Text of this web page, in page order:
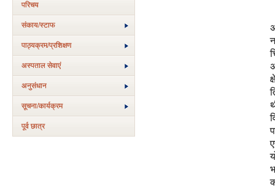
परिचय
संकाय/स्‍टाफ
पाठ्यक्रम/प्रशिक्षण
अस्‍पताल सेवाएं
अनुसंधान
सूचना/कार्यक्रम
पूर्व छात्र